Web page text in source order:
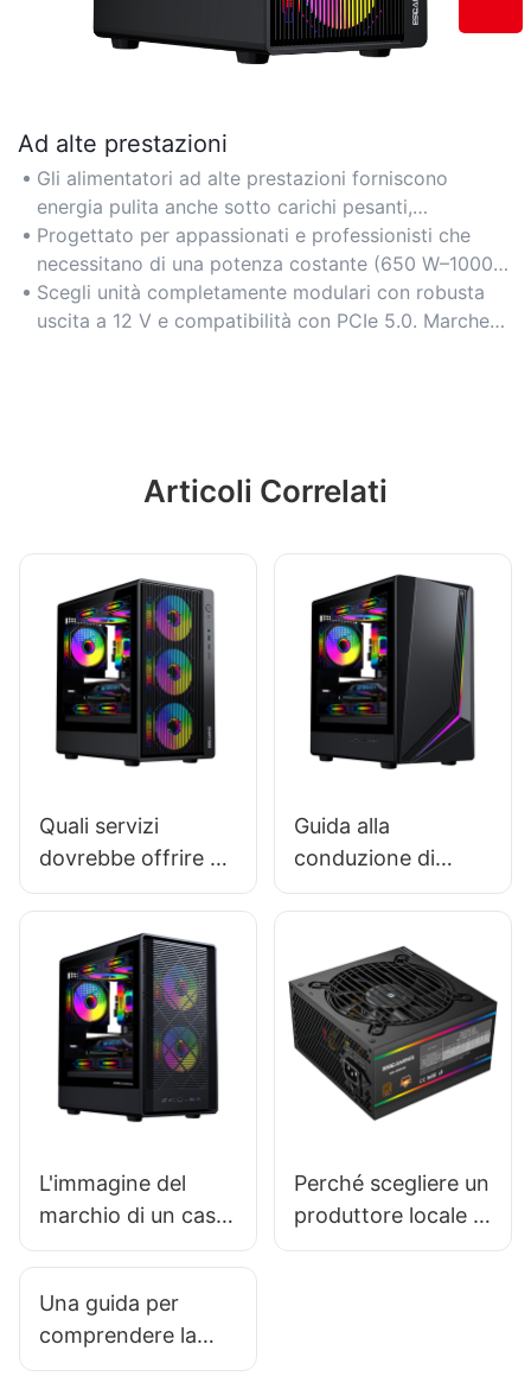
Ad alte prestazioni
Gli alimentatori ad alte prestazioni forniscono
energia pulita anche sotto carichi pesanti,
supportando GPU e CPU di fascia alta per il gaming,
il rendering o l'overclocking.
Progettato per appassionati e professionisti che
necessitano di una potenza costante (650 W–1000
W+) con basso rumore di ripple e risposta ai
transienti rapida.
Scegli unità completamente modulari con robusta
uscita a 12 V e compatibilità con PCIe 5.0. Marche
Articoli Correlati
Quali servizi
dovrebbe offrire un
fornitore affidabile
Guida alla
conduzione di
ricerche di mercato
L'immagine del
marchio di un case
per PC è
consumatori?
Perché scegliere un
produttore locale di
alimentatori?
Una guida per
comprendere la
durata dei materiali